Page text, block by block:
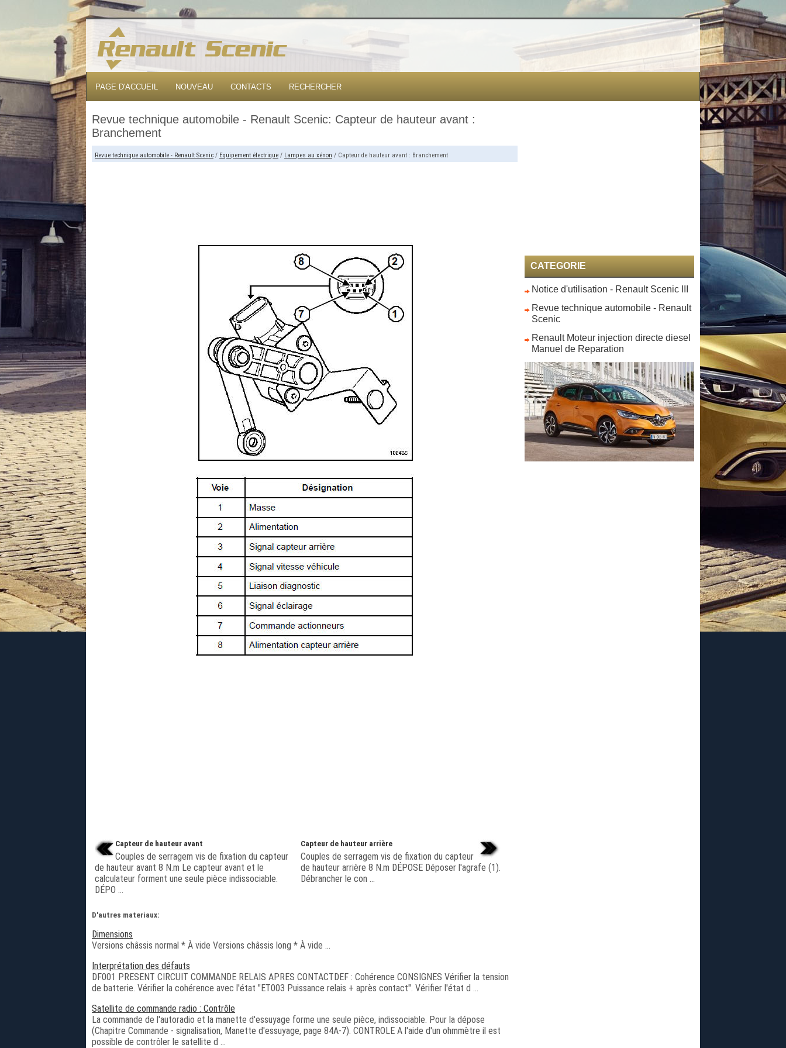
PAGE D'ACCUEIL NOUVEAU CONTACTS RECHERCHER
Revue technique automobile - Renault Scenic: Capteur de hauteur avant :
Branchement
Revue technique automobile - Renault Scenic / Equipement électrique / Lampes au xénon / Capteur de hauteur avant : Branchement
Capteur de hauteur avant
Couples de serragem vis de fixation du capteur
de hauteur avant 8 N.m Le capteur avant et le
calculateur forment une seule pièce indissociable.
DÉPO ...
Capteur de hauteur arrière
Couples de serragem vis de fixation du capteur
de hauteur arrière 8 N.m DÉPOSE Déposer l'agrafe (1).
Débrancher le con ...
D'autres materiaux:
Dimensions
Versions châssis normal * À vide Versions châssis long * À vide ...
Interprétation des défauts
DF001 PRESENT CIRCUIT COMMANDE RELAIS APRES CONTACTDEF : Cohérence CONSIGNES Vérifier la tension
de batterie. Vérifier la cohérence avec l'état "ET003 Puissance relais + après contact". Vérifier l'état d ...
Satellite de commande radio : Contrôle
La commande de l'autoradio et la manette d'essuyage forme une seule pièce, indissociable. Pour la dépose
(Chapitre Commande - signalisation, Manette d'essuyage, page 84A-7). CONTROLE A l'aide d'un ohmmètre il est
possible de contrôler le satellite d ...
CATEGORIE
Notice d'utilisation - Renault Scenic III
Revue technique automobile - Renault
Scenic
Renault Moteur injection directe diesel
Manuel de Reparation